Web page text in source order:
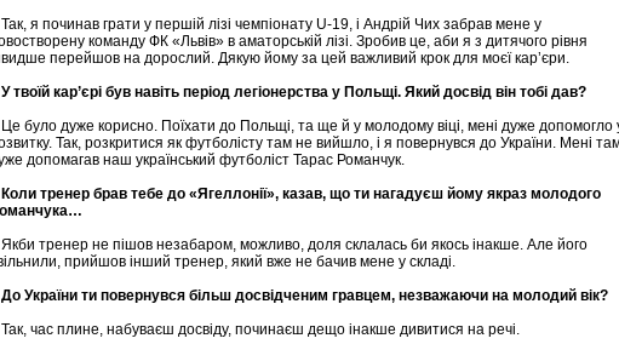
я починав грати у першій лізі чемпіонату U-19, і Андрій Чих забрав мене у
команду ФК «Львів» в аматорській лізі. Зробив це, аби я з дитячого рівня
перейшов на дорослий. Дякую йому за цей важливий крок для моєї кар’єри.
твоїй кар’єрі був навіть період легіонерства у Польщі. Який досвід він тобі дав?
було дуже корисно. Поїхати до Польщі, та ще й у молодому віці, мені дуже допомогло
Так, розкритися як футболісту там не вийшло, і я повернувся до України. Мені
допомагав наш український футболіст Тарас Романчук.
тренер брав тебе до «Ягеллонії», казав, що ти нагадуєш йому якраз молодого
тренер не пішов незабаром, можливо, доля склалась би якось інакше. Але його
прийшов інший тренер, який вже не бачив мене у складі.
України ти повернувся більш досвідченим гравцем, незважаючи на молодий вік?
час плине, набуваєш досвіду, починаєш дещо інакше дивитися на речі.